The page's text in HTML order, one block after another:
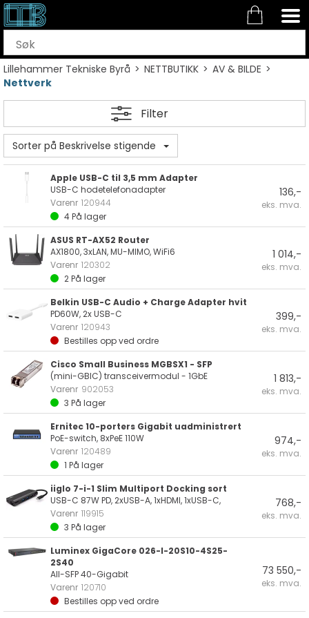
Lillehammer Tekniske Byrå>NETTBUTIKK>AV & BILDE>
Nettverk
Filter
Sorter på Beskrivelse stigende
Apple USB-C til 3,5 mm Adapter
USB-C hodetelefonadapter
Varenr 120944
4På lager
136,-
eks. mva.
ASUS RT-AX52 Router
AX1800, 3xLAN, MU-MIMO, WiFi6
Varenr 120302
2På lager
1 014,-
eks. mva.
Belkin USB-C Audio + Charge Adapter hvit
PD60W, 2x USB-C
Varenr 120943
Bestilles opp ved ordre
399,-
eks. mva.
Cisco Small Business MGBSX1 - SFP
(mini-GBIC) transceivermodul - 1GbE
Varenr 902053
3 På lager
1 813,-
eks. mva.
Ernitec 10-porters Gigabit uadministrert
PoE-switch, 8xPeE 110W
Varenr 120489
1 På lager
974,-
eks. mva.
iiglo 7-i-1 Slim Multiport Docking sort
USB-C 87W PD, 2xUSB-A, 1xHDMI, 1xUSB-C,
Varenr 119915
3 På lager
768,-
eks. mva.
Luminex GigaCore 026-I-20S10-4S25-
2S40
All-SFP 40-Gigabit
Varenr 120710
Bestilles opp ved ordre
73 550,-
eks. mva.